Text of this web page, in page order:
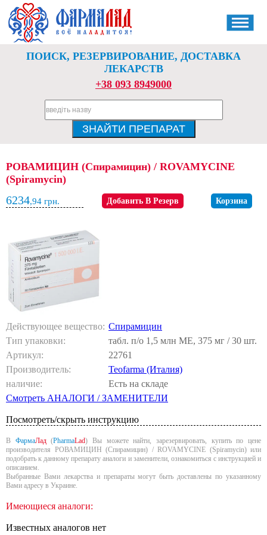
ПОИСК, РЕЗЕРВИРОВАНИЕ, ДОСТАВКА
ЛЕКАРСТВ
+38 093 8949000
РОВАМИЦИН (Спирамицин) / ROVAMYCINE
(Spiramycin)
6234,94 грн. Добавить В Резерв Корзина
Действующее вещество: Спирамицин
Тип упаковки:
табл. п/о 1,5 млн МЕ, 375 мг / 30 шт.
Артикул:
22761
Производитель:
Teofarma (Италия)
наличие:
Есть на складе
Смотреть АНАЛОГИ / ЗАМЕНИТЕЛИ
Посмотреть/скрыть инструкцию
В ФармаЛад(PharmaLad) Вы можете найти, зарезервировать, купить по цене
производителя РОВАМИЦИН (Спирамицин) / ROVAMYCINE (Spiramycin) или
подобрать к данному препарату аналоги и заменители, ознакомиться с инструкцией и
описанием.
Выбранные Вами лекарства и препараты могут быть доставлены по указанному
Вами адресу в Украине.
Имеющиеся аналоги:
Известных аналогов нет